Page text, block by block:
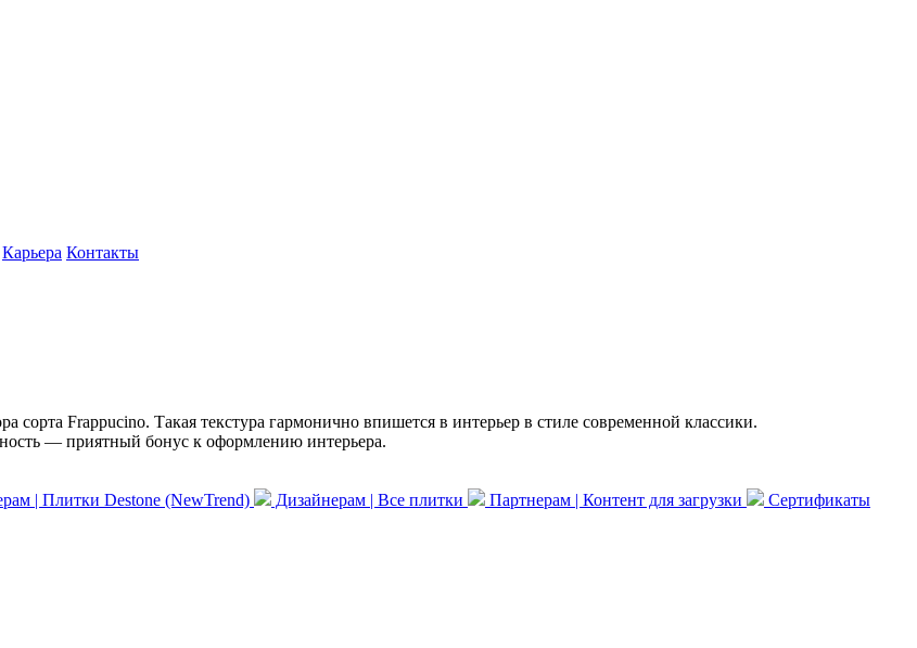
Карьера Контакты
Frappucino. Такая текстура гармонично впишется в интерьер в стиле современной классики.
— приятный бонус к оформлению интерьера.
| Плитки Destone (NewTrend) Дизайнерам | Все плитки Партнерам | Контент для загрузки Сертификаты